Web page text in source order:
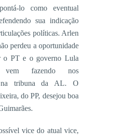
lo como eventual
sua indicação
políticas. Arlen
perdeu a oportunidade
o PT e o governo Lula
vem fazendo nos
na tribuna da AL. O
do PP, desejou boa
vice do atual vice,